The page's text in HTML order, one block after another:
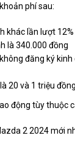
phí sau:
khác lần lượt 12%
là 340.000 đồng
đăng ký
20 và 1 triệu đồng
động tùy thuộc
2 2024 mới